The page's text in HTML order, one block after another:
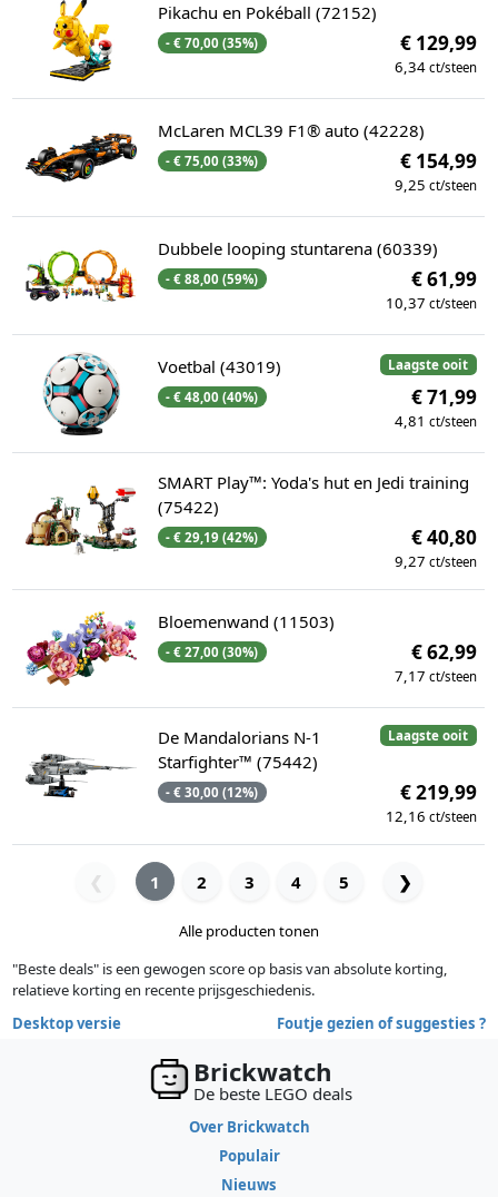
Pikachu en Pokéball (72152)
- € 70,00 (35%) € 129,99
6,34 ct/steen
McLaren MCL39 F1® auto (42228)
- € 75,00 (33%) € 154,99
9,25 ct/steen
Dubbele looping stuntarena (60339)
- € 88,00 (59%) € 61,99
10,37 ct/steen
Laagste ooit
Voetbal (43019)
- € 48,00 (40%) € 71,99
4,81 ct/steen
SMART Play™: Yoda's hut en Jedi training
(75422)
- € 29,19 (42%) € 40,80
9,27 ct/steen
Bloemenwand (11503)
- € 27,00 (30%) € 62,99
7,17 ct/steen
Laagste ooit
De Mandalorians N-1
Starfighter™ (75442)
- € 30,00 (12%) € 219,99
12,16 ct/steen
❮ 1 2 3 4 5 ❯
Alle producten tonen
"Beste deals" is een gewogen score op basis van absolute korting,
relatieve korting en recente prijsgeschiedenis.
Desktop versie
Foutje gezien of suggesties ?
Brickwatch
De beste LEGO deals
Over Brickwatch
Populair
Nieuws